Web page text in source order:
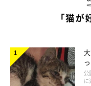
「実は、よく見る光景で
「猫
公
に